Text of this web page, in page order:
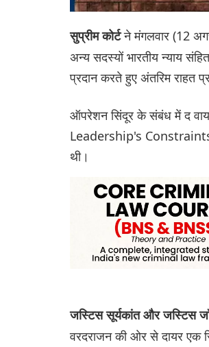
सुप्रीम कोर्टने मंगलवार (12
अन्य सदस्यों भारतीय न्याय
प्रदान करते हुए अंतरिम राहत
ऑपरेशन सिंदूर के संबंध में द
Leadership's
थी।
जस्टिस सूर्यकांत और जस्टिस
वरदराजन की ओर से दायर एक